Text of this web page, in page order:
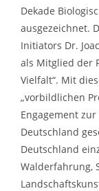
Dekade
ausgezeichnet.
Initiators Dr.
als Mitglied der
Vielfalt“. Mit
„vorbildlichen
Engagement
Deutschland
Deutschland
Walderfahrung,